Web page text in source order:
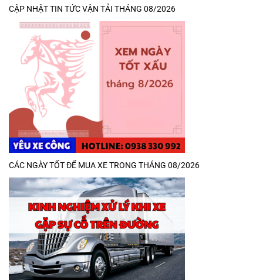
CẬP NHẬT TIN TỨC VẬN TẢI THÁNG 08/2026
CÁC NGÀY TỐT ĐỂ MUA XE TRONG THÁNG 08/2026